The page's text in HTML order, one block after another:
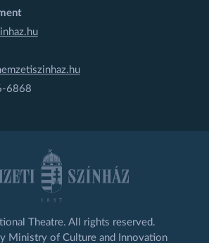
6868
Theatre. All rights reserved.
Ministry of Culture and Innovation